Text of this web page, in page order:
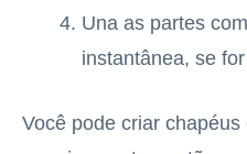
Una as partes
instantânea, se
Você pode criar